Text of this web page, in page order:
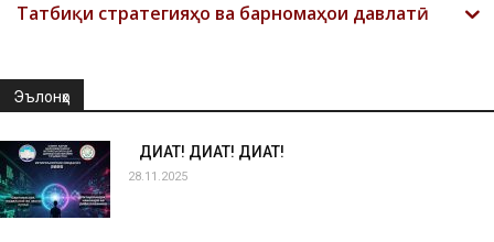
Татбиқи стратегияҳо ва барномаҳои давлатӣ
Эълонҳо
ДИҚҚАТ! ДИҚҚАТ! ДИҚҚАТ!
28.11.2025